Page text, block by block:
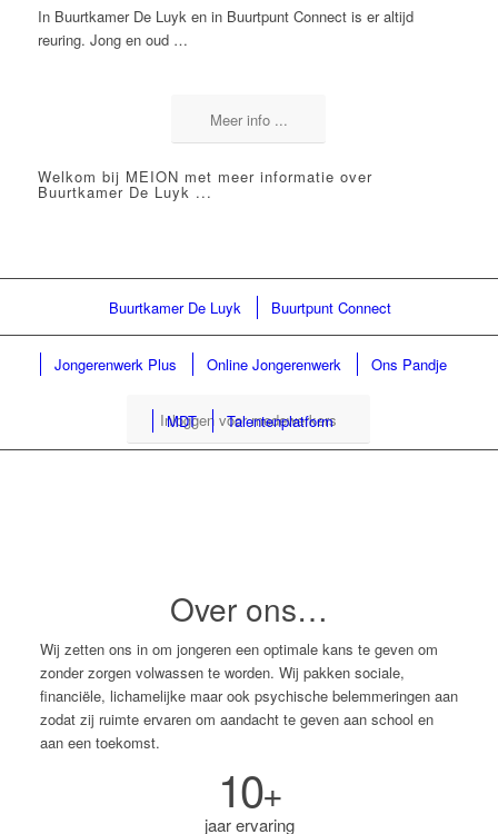
In Buurtkamer De Luyk en in Buurtpunt Connect is er altijd
reuring. Jong en oud …
Meer info ...
Welkom bij MEION met meer informatie over
Buurtkamer De Luyk ...
Buurtkamer De Luyk Buurtpunt Connect
Jongerenwerk Plus Online Jongerenwerk Ons Pandje
MDT Talentenplatform
Inloggen voor medewerkers
Over ons…
Wij zetten ons in om jongeren een optimale kans te geven om
zonder zorgen volwassen te worden. Wij pakken sociale,
financiële, lichamelijke maar ook psychische belemmeringen aan
zodat zij ruimte ervaren om aandacht te geven aan school en
aan een toekomst.
10+
jaar ervaring